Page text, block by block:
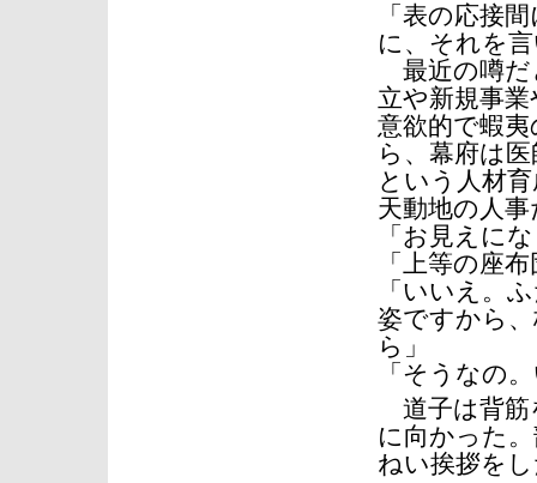
「表の応接
に、それを
最近の噂だ
立や新規事
意欲的で蝦
ら、幕府は
という人材
天動地の人
「お見えに
「上等の座
「いいえ。
姿ですから
ら」
「そうなの
道子は背筋
に向かった
ねい挨拶を